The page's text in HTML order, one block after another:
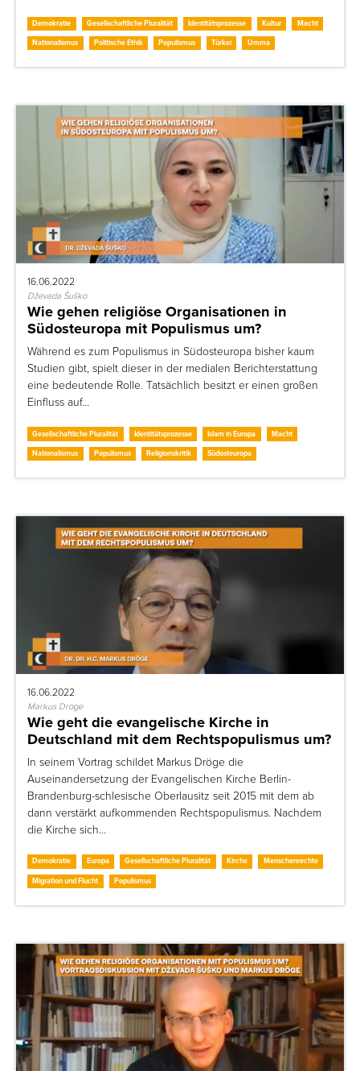
Demokratie Gesellschaftliche Pluralität Identitätsprozesse Kultur
Macht
Nationalismus
Politische Ethik Populismus Türkei Umma
16.06.2022
Dževada Šuško
Wie gehen religiöse Organisationen in
Südosteuropa mit Populismus um?
Während es zum Populismus in Südosteuropa bisher kaum
Studien gibt, spielt dieser in der medialen Berichterstattung
eine bedeutende Rolle. Tatsächlich besitzt er einen großen
Einfluss auf…
Gesellschaftliche Pluralität Identitätsprozesse Islam in Europa
Macht
Nationalismus
Populismus Religionskritik Südosteuropa
16.06.2022
Markus Dröge
Wie geht die evangelische Kirche in
Deutschland mit dem Rechtspopulismus um?
In seinem Vortrag schildet Markus Dröge die
Auseinandersetzung der Evangelischen Kirche Berlin-
Brandenburg-schlesische Oberlausitz seit 2015 mit dem ab
dann verstärkt aufkommenden Rechtspopulismus. Nachdem
die Kirche sich…
Demokratie Europa Gesellschaftliche Pluralität Kirche
Menschenrechte
Migration und Flucht
Populismus